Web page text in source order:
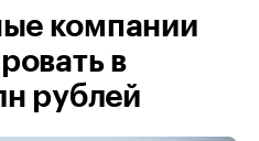
компании
в
рублей